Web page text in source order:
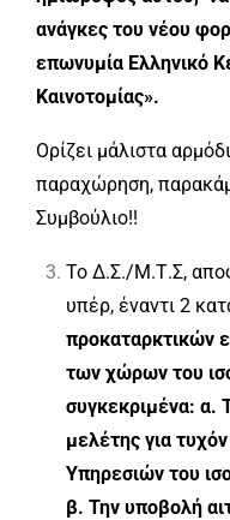
ανάγκες του νέου
επωνυμία Ελληνικό
Καινοτομίας».
Ορίζει μάλιστα
παραχώρηση,
Συμβούλιο!!
Το Δ.Σ./Μ.Τ.Σ,
υπέρ, έναντι 2
προκαταρκτικών
των χώρων του
συγκεκριμένα: α.
μελέτης για
Υπηρεσιών του
β. Την υποβολή